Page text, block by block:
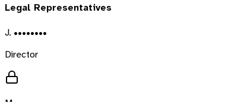
Legal Representatives
J. ••••••••
Director